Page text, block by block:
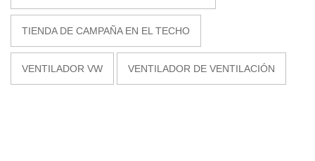
TIENDA DE CAMPAÑA EN EL TECHO
VENTILADOR VW VENTILADOR DE VENTILACIÓN